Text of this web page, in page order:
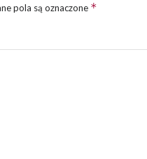
pola są oznaczone *